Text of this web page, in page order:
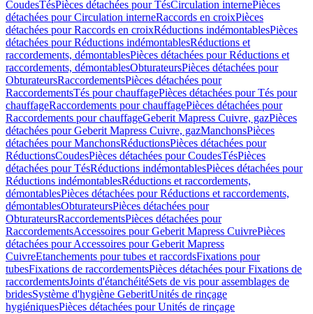
CoudesTésPièces détachées pour TésCirculation internePièces
détachées pour Circulation interneRaccords en croixPièces
détachées pour Raccords en croixRéductions indémontablesPièces
détachées pour Réductions indémontablesRéductions et
raccordements, démontablesPièces détachées pour Réductions et
raccordements, démontablesObturateursPièces détachées pour
ObturateursRaccordementsPièces détachées pour
RaccordementsTés pour chauffagePièces détachées pour Tés pour
chauffageRaccordements pour chauffagePièces détachées pour
Raccordements pour chauffageGeberit Mapress Cuivre, gazPièces
détachées pour Geberit Mapress Cuivre, gazManchonsPièces
détachées pour ManchonsRéductionsPièces détachées pour
RéductionsCoudesPièces détachées pour CoudesTésPièces
détachées pour TésRéductions indémontablesPièces détachées pour
Réductions indémontablesRéductions et raccordements,
démontablesPièces détachées pour Réductions et raccordements,
démontablesObturateursPièces détachées pour
ObturateursRaccordementsPièces détachées pour
RaccordementsAccessoires pour Geberit Mapress CuivrePièces
détachées pour Accessoires pour Geberit Mapress
CuivreEtanchements pour tubes et raccordsFixations pour
tubesFixations de raccordementsPièces détachées pour Fixations de
raccordementsJoints d'étanchéitéSets de vis pour assemblages de
bridesSystème d'hygiène GeberitUnités de rinçage
hygiéniquesPièces détachées pour Unités de rinçage